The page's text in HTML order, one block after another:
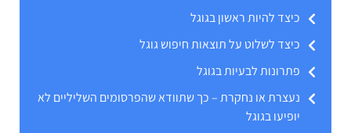
כיצד להיות ראשון בגוגל
כיצד לשלוט על תוצאות חיפוש גוגל
פתרונות לבעיות בגוגל
נעצרת או נחקרת – כך שתוודא שהפרסומים השליליים לא
יופיעו בגוגל